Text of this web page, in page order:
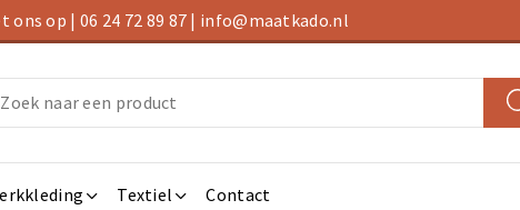
op | 06 24 72 89 87 | info@maatkado.nl
Textiel Contact